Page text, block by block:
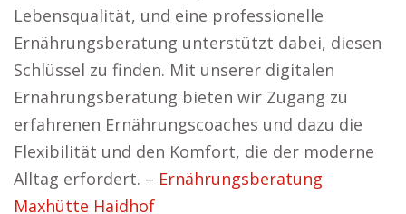
Lebensqualität, und eine professionelle
Ernährungsberatung unterstützt dabei, diesen
Schlüssel zu finden. Mit unserer digitalen
Ernährungsberatung bieten wir Zugang zu
erfahrenen Ernährungscoaches und dazu die
Flexibilität und den Komfort, die der moderne
Alltag erfordert. – Ernährungsberatung
Maxhütte Haidhof